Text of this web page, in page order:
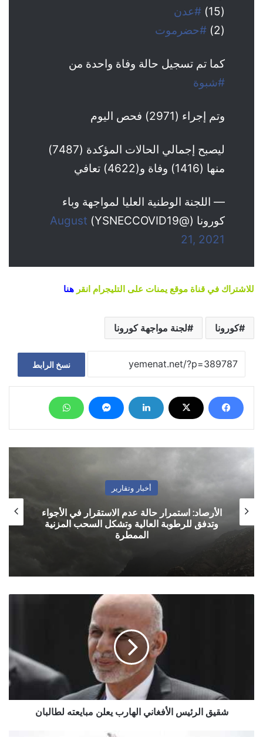
(15)
#عدن
(2)
#حضرموت
كما تم تسجيل حالة وفاة واحدة من
#شبوة
وتم إجراء (2971) فحص اليوم
ليصبح إجمالي الحالات المؤكدة (7487)
منها (1416) وفاة و(4622) تعافي
— اللجنة الوطنية العليا لمواجهة وباء
كورونا (@YSNECCOVID19)
August
21, 2021
للاشتراك في قناة موقع يمنات على التليجرام انقر هنا
كورونا لجنة مواجهة كورونا
نسخ الرابط
أخبار وتقارير
الأرصاد: استمرار حالة عدم الاستقرار في الأجواء
وتدفق للرطوبة العالية وتشكل السحب المزنية
الممطرة
شقيق الرئيس الأفغاني الهارب يعلن مبايعته لطالبان